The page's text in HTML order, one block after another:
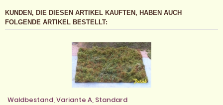
KUNDEN, DIE DIESEN ARTIKEL KAUFTEN, HABEN AUCH
FOLGENDE ARTIKEL BESTELLT:
Waldbestand, Variante A, Standard